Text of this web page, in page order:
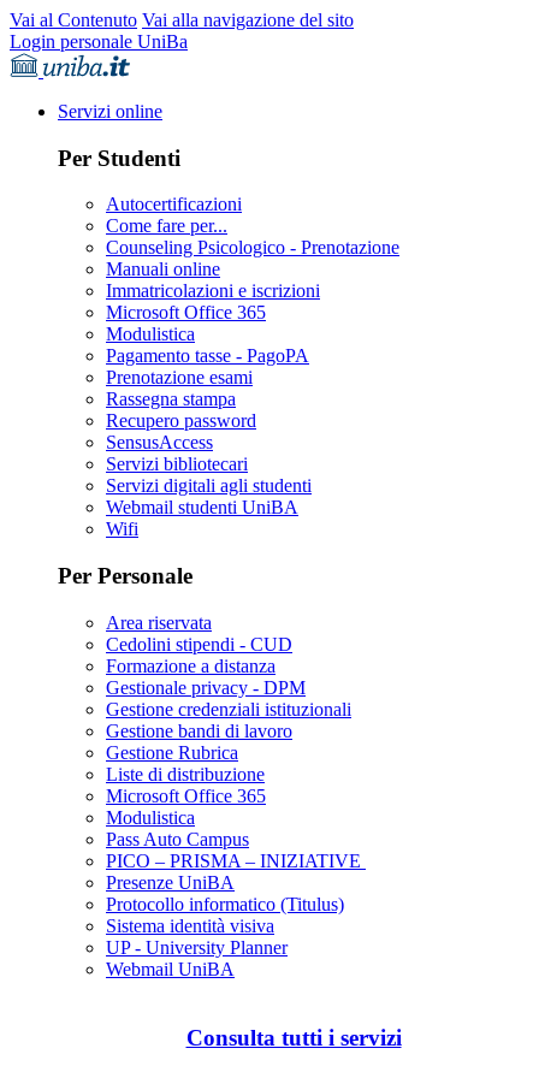
Vai al Contenuto Vai alla navigazione del sito
Login personale UniBa
Servizi online
Per Studenti
Autocertificazioni
Come fare per...
Counseling Psicologico - Prenotazione
Manuali online
Immatricolazioni e iscrizioni
Microsoft Office 365
Modulistica
Pagamento tasse - PagoPA
Prenotazione esami
Rassegna stampa
Recupero password
SensusAccess
Servizi bibliotecari
Servizi digitali agli studenti
Webmail studenti UniBA
Wifi
Per Personale
Area riservata
Cedolini stipendi - CUD
Formazione a distanza
Gestionale privacy - DPM
Gestione credenziali istituzionali
Gestione bandi di lavoro
Gestione Rubrica
Liste di distribuzione
Microsoft Office 365
Modulistica
Pass Auto Campus
PICO – PRISMA – INIZIATIVE
Presenze UniBA
Protocollo informatico (Titulus)
Sistema identità visiva
UP - University Planner
Webmail UniBA
Consulta tutti i servizi